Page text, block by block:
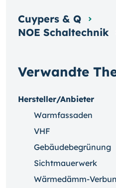
Verwandte
Hersteller/Anbieter
Warmfassaden
VHF
Gebäudebegrünung
Sichtmauerwerk
Wärmedämm-
Cuypers & Q
NOE Schaltechnik